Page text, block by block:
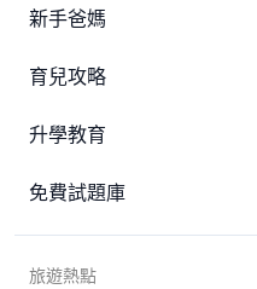
新手爸媽
育兒攻略
升學教育
免費試題庫
旅遊熱點